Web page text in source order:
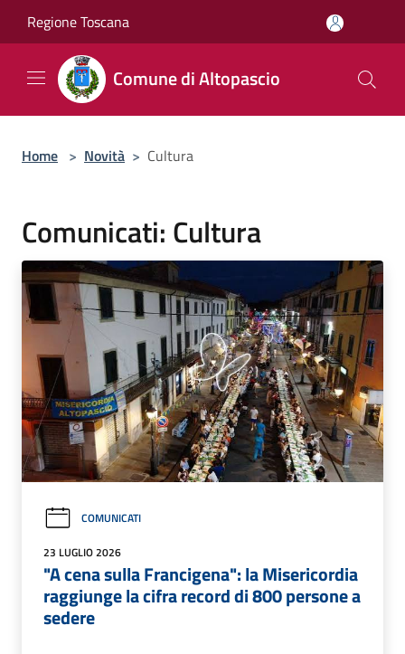
Regione Toscana
Comune di Altopascio
Home > Novità > Cultura
Comunicati: Cultura
COMUNICATI
23 LUGLIO 2026
"A cena sulla Francigena": la Misericordia
raggiunge la cifra record di 800 persone a
sedere